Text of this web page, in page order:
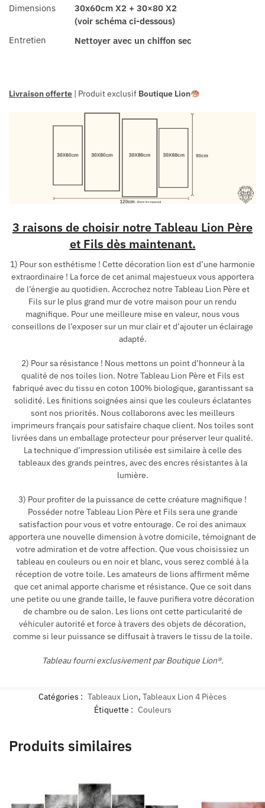
Dimensions
30x60cm X2 + 30×80 X2
(voir schéma ci-dessous)
Entretien
Nettoyer avec un chiffon sec
Livraison offerte | Produit exclusif Boutique Lion
3 raisons de choisir notre Tableau Lion Père
et Fils dès maintenant.
1) Pour son esthétisme ! Cette décoration lion est d’une harmonie
extraordinaire ! La force de cet animal majestueux vous apportera
de l’énergie au quotidien. Accrochez notre Tableau Lion Père et
Fils sur le plus grand mur de votre maison pour un rendu
magnifique. Pour une meilleure mise en valeur, nous vous
conseillons de l’exposer sur un mur clair et d’ajouter un éclairage
adapté.
2) Pour sa résistance ! Nous mettons un point d’honneur à la
qualité de nos toiles lion. Notre Tableau Lion Père et Fils est
fabriqué avec du tissu en coton 100% biologique, garantissant sa
solidité. Les finitions soignées ainsi que les couleurs éclatantes
sont nos priorités. Nous collaborons avec les meilleurs
imprimeurs français pour satisfaire chaque client. Nos toiles sont
livrées dans un emballage protecteur pour préserver leur qualité.
La technique d’impression utilisée est similaire à celle des
tableaux des grands peintres, avec des encres résistantes à la
lumière.
3) Pour profiter de la puissance de cette créature magnifique !
Posséder notre Tableau Lion Père et Fils sera une grande
satisfaction pour vous et votre entourage. Ce roi des animaux
apportera une nouvelle dimension à votre domicile, témoignant de
votre admiration et de votre affection. Que vous choisissiez un
tableau en couleurs ou en noir et blanc, vous serez comblé à la
réception de votre toile. Les amateurs de lions affirment même
que cet animal apporte charisme et résistance. Que ce soit dans
une petite ou une grande taille, le fauve purifiera votre décoration
de chambre ou de salon. Les lions ont cette particularité de
véhiculer autorité et force à travers des objets de décoration,
comme si leur puissance se diffusait à travers le tissu de la toile.
Tableau fourni exclusivement par Boutique Lion®.
Catégories : Tableaux Lion, Tableaux Lion 4 Pièces
Étiquette : Couleurs
Produits similaires